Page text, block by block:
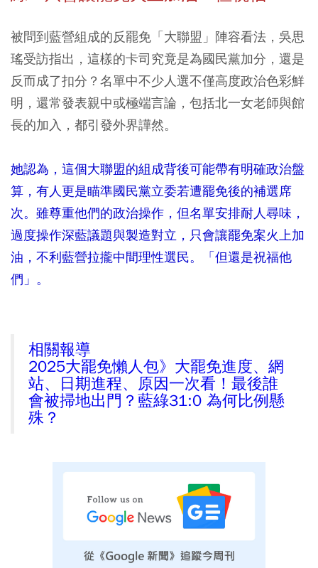
被問到藍營組成的反罷免「大聯盟」陣容看法，吳思
瑤受訪指出，這樣的卡司究竟是為國民黨加分，還是
反而成了扣分？名單中不少人選不僅高度政治色彩鮮
明，還常發表親中或極端言論，包括北一女老師與館
長的加入，都引發外界譁然。
她認為，這個大聯盟的組成背後可能帶有明確政治盤
算，有人更是瞄準國民黨立委若遭罷免後的補選席
次。雖尊重他們的政治操作，但名單安排耐人尋味，
過度操作深藍議題與製造對立，只會讓罷免案火上加
油，不利藍營拉攏中間理性選民。「但還是祝福他
們」。
相關報導
2025大罷免懶人包》大罷免進度、網
站、日期進程、原因一次看！最後誰
會被掃地出門？藍綠31:0 為何比例懸
殊？